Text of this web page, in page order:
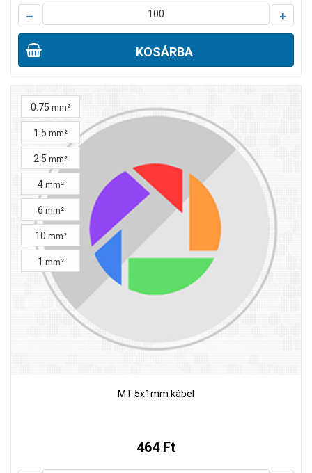
– +
KOSÁRBA
MT 5x1mm kábel
464 Ft
0.75 mm²
1.5 mm²
2.5 mm²
4 mm²
6 mm²
10 mm²
1 mm²